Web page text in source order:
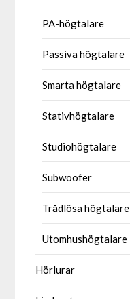
PA-högtalare
Passiva högtalare
Smarta högtalare
Stativhögtalare
Studiohögtalare
Subwoofer
Trådlösa högtalare
Utomhushögtalare
Hörlurar